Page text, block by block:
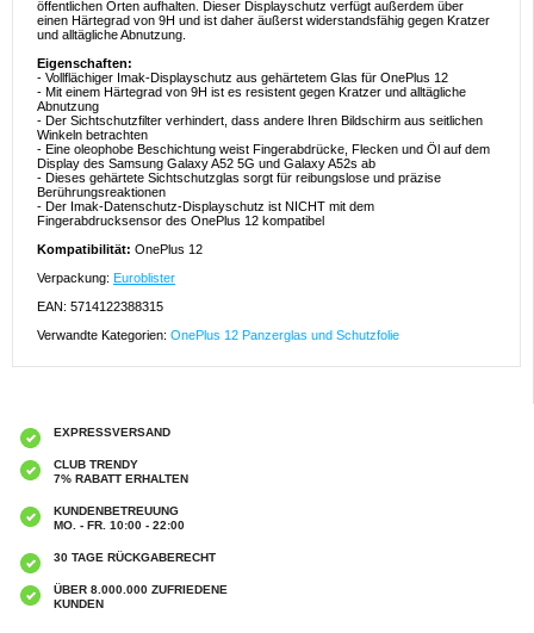
öffentlichen Orten aufhalten. Dieser Displayschutz verfügt außerdem über
einen Härtegrad von 9H und ist daher äußerst widerstandsfähig gegen Kratzer
und alltägliche Abnutzung.
Eigenschaften:
- Vollflächiger Imak-Displayschutz aus gehärtetem Glas für OnePlus 12
- Mit einem Härtegrad von 9H ist es resistent gegen Kratzer und alltägliche
Abnutzung
- Der Sichtschutzfilter verhindert, dass andere Ihren Bildschirm aus seitlichen
Winkeln betrachten
- Eine oleophobe Beschichtung weist Fingerabdrücke, Flecken und Öl auf dem
Display des Samsung Galaxy A52 5G und Galaxy A52s ab
- Dieses gehärtete Sichtschutzglas sorgt für reibungslose und präzise
Berührungsreaktionen
- Der Imak-Datenschutz-Displayschutz ist NICHT mit dem
Fingerabdrucksensor des OnePlus 12 kompatibel
Kompatibilität: OnePlus 12
Verpackung: Euroblister
EAN: 5714122388315
Verwandte Kategorien: OnePlus 12 Panzerglas und Schutzfolie
EXPRESSVERSAND
CLUB TRENDY
7% RABATT ERHALTEN
KUNDENBETREUUNG
MO. - FR. 10:00 - 22:00
30 TAGE RÜCKGABERECHT
ÜBER 8.000.000 ZUFRIEDENE
KUNDEN